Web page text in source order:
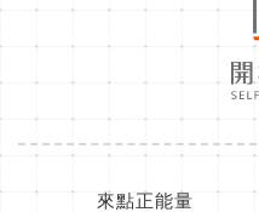
來點正能量